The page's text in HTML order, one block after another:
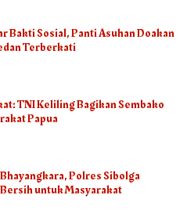
Bakti Sosial, Panti Asuhan Doakan
Terberkati
TNI Keliling Bagikan Sembako
Papua
Polres Sibolga
untuk Masyarakat